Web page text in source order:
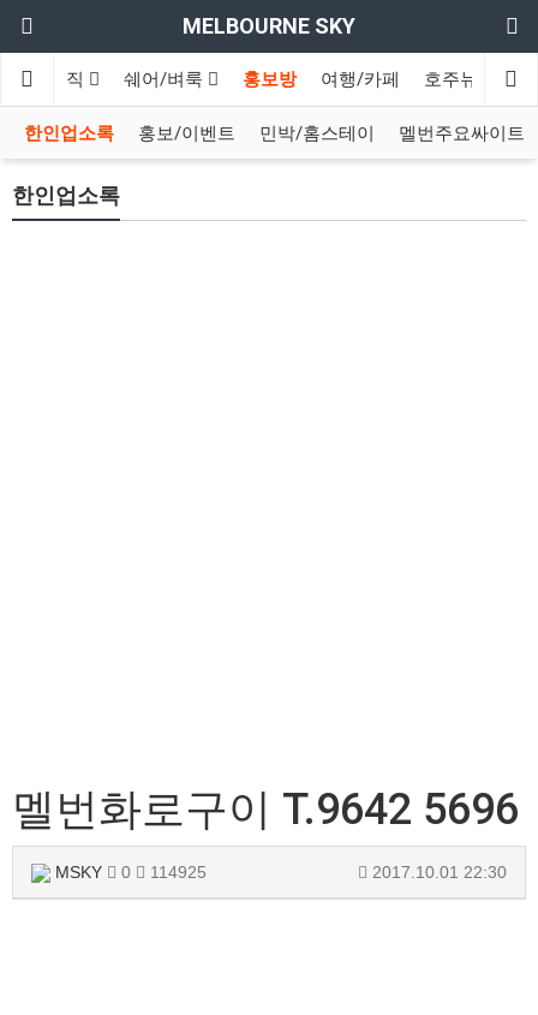
MELBOURNE SKY
구인/구직 쉐어/벼룩 홍보방 여행/카페 호주뉴스
한인업소록 홍보/이벤트 민박/홈스테이 멜번주요싸이트
한인업소록
멜번화로구이 T.9642 5696
MSKY 0 114925 2017.10.01 22:30